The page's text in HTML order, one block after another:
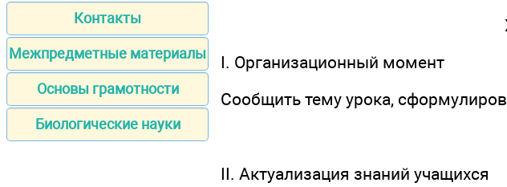
Контакты
Межпредметные материалы
Основы грамотности
Биологические науки
I. Организационный момент
Сообщить тему урока,
II. Актуализация знаний учащихся